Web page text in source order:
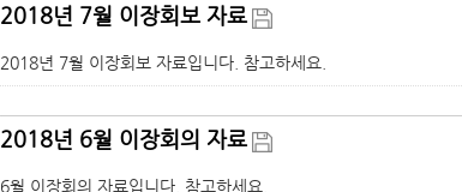
2018년 7월 이장회보 자료
2018년 7월 이장회보 자료입니다. 참고하세요.
2018년 6월 이장회의 자료
6월 이장회의 자료입니다. 참고하세요.